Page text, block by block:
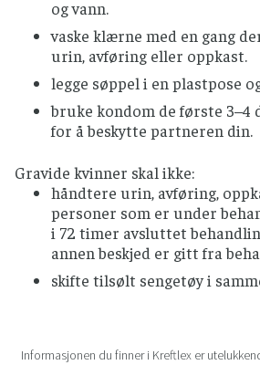
og vann.
vaske klærne med en gang
urin, avføring eller oppkast.
legge søppel i en plastpose
bruke kondom de første 3–4
for å beskytte partneren din.
Gravide kvinner skal ikke:
håndtere urin, avføring,
personer som er under
i 72 timer avsluttet
annen beskjed er gitt fra
skifte tilsølt sengetøy i
Informasjonen du finner i Kreftlex er